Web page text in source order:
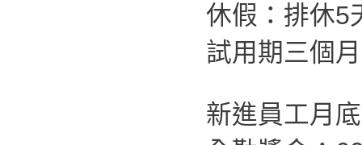
休假：排休5
試用期三個
新進員工月